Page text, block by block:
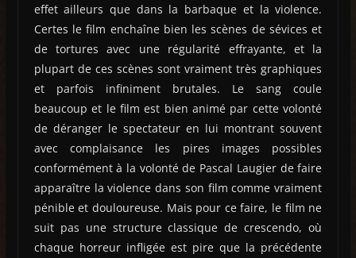
effet ailleurs que dans la barbaque et la violence.
Certes le film enchaîne bien les scènes de sévices et
de tortures avec une régularité effrayante, et la
plupart de ces scènes sont vraiment très graphiques
et parfois infiniment brutales. Le sang coule
beaucoup et le film est bien animé par cette volonté
de déranger le spectateur en lui montrant souvent
avec complaisance les pires images possibles
conformément à la volonté de Pascal Laugier de faire
apparaître la violence dans son film comme vraiment
pénible et douloureuse. Mais pour ce faire, le film ne
suit pas une structure classique de crescendo, où
chaque horreur infligée est pire que la précédente